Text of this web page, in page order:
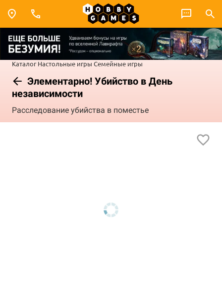
Каталог Настольные игры Семейные игры
Элементарно! Убийство в День
независимости
Расследование убийства в поместье